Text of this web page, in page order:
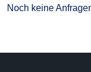
Noch keine